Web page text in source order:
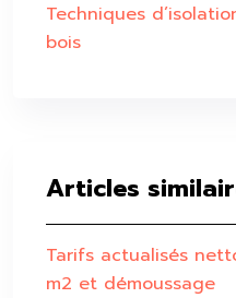
Techniques
bois
Articles
Tarifs actualisés
m2 et démoussage